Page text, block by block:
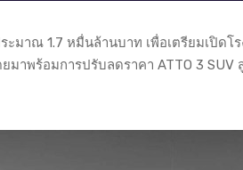
มาณ 1.7 หมื่นล้านบาท เพื่อเตรียมเปิดโร
มาพร้อมการปรับลดราคา ATTO 3 SUV